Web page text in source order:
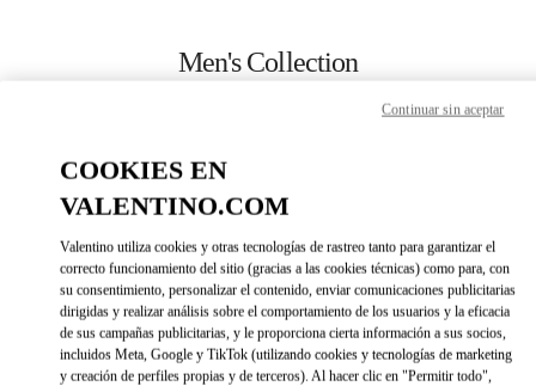
Men's Collection
CALL NOW
MORE DETAILS
DIRECCIONESLINK OPENS IN
COOKIES EN
VALENTINO.COM
Valentino utiliza cookies y otras tecnologías de rastreo tanto para garantizar el
correcto funcionamiento del sitio (gracias a las cookies técnicas) como para, con
su consentimiento, personalizar el contenido, enviar comunicaciones publicitarias
dirigidas y realizar análisis sobre el comportamiento de los usuarios y la eficacia
de sus campañas publicitarias, y le proporciona cierta información a sus socios,
incluidos Meta, Google y TikTok (utilizando cookies y tecnologías de marketing
y creación de perfiles propias y de terceros). Al hacer clic en "Permitir todo",
Continuar sin aceptar